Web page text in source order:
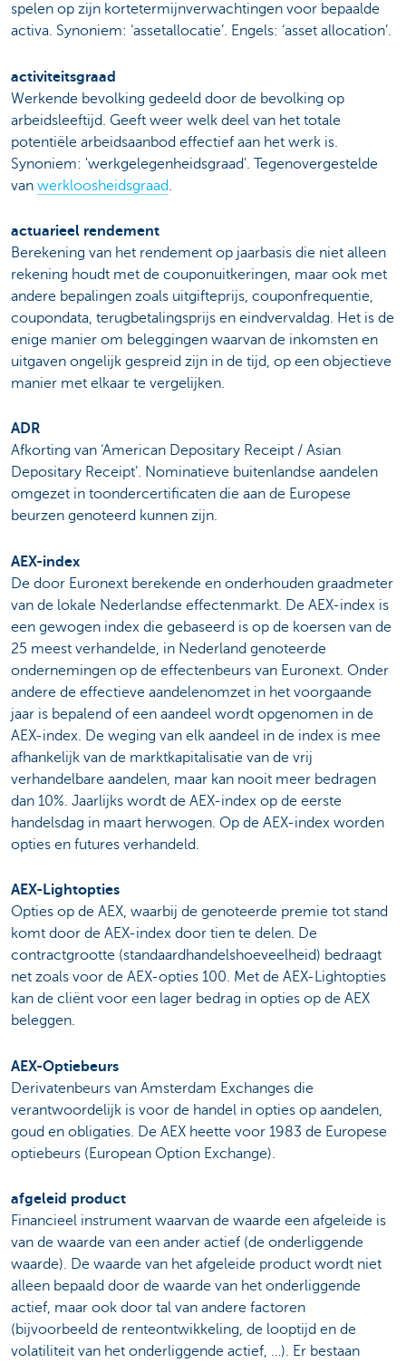
spelen op zijn kortetermijnverwachtingen voor bepaalde
activa. Synoniem: ‘assetallocatie’. Engels: ‘asset allocation’.
activiteitsgraad
Werkende bevolking gedeeld door de bevolking op
arbeidsleeftijd. Geeft weer welk deel van het totale
potentiële arbeidsaanbod effectief aan het werk is.
Synoniem: 'werkgelegenheidsgraad'. Tegenovergestelde
van werkloosheidsgraad
actuarieel rendement
Berekening van het rendement op jaarbasis die niet alleen
rekening houdt met de couponuitkeringen, maar ook met
andere bepalingen zoals uitgifteprijs, couponfrequentie,
coupondata, terugbetalingsprijs en eindvervaldag. Het is de
enige manier om beleggingen waarvan de inkomsten en
uitgaven ongelijk gespreid zijn in de tijd, op een objectieve
manier met elkaar te vergelijken.
ADR
Afkorting van ‘American Depositary Receipt / Asian
Depositary Receipt’. Nominatieve buitenlandse aandelen
omgezet in toondercertificaten die aan de Europese
beurzen genoteerd kunnen zijn.
AEX-index
De door Euronext berekende en onderhouden graadmeter
van de lokale Nederlandse effectenmarkt. De AEX-index is
een gewogen index die gebaseerd is op de koersen van de
25 meest verhandelde, in Nederland genoteerde
ondernemingen op de effectenbeurs van Euronext. Onder
andere de effectieve aandelenomzet in het voorgaande
jaar is bepalend of een aandeel wordt opgenomen in de
AEX-index. De weging van elk aandeel in de index is mee
afhankelijk van de marktkapitalisatie van de vrij
verhandelbare aandelen, maar kan nooit meer bedragen
dan 10%. Jaarlijks wordt de AEX-index op de eerste
handelsdag in maart herwogen. Op de AEX-index worden
opties en futures verhandeld.
AEX-Lightopties
Opties op de AEX, waarbij de genoteerde premie tot stand
komt door de AEX-index door tien te delen. De
contractgrootte (standaardhandelshoeveelheid) bedraagt
net zoals voor de AEX-opties 100. Met de AEX-Lightopties
kan de cliënt voor een lager bedrag in opties op de AEX
beleggen.
AEX-Optiebeurs
Derivatenbeurs van Amsterdam Exchanges die
verantwoordelijk is voor de handel in opties op aandelen,
goud en obligaties. De AEX heette voor 1983 de Europese
optiebeurs (European Option Exchange).
afgeleid product
Financieel instrument waarvan de waarde een afgeleide is
van de waarde van een ander actief (de onderliggende
waarde). De waarde van het afgeleide product wordt niet
alleen bepaald door de waarde van het onderliggende
actief, maar ook door tal van andere factoren
(bijvoorbeeld de renteontwikkeling, de looptijd en de
volatiliteit van het onderliggende actief, …). Er bestaan